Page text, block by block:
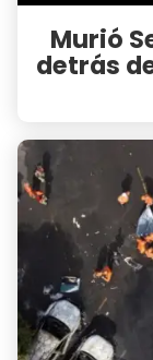
Murió
detrás